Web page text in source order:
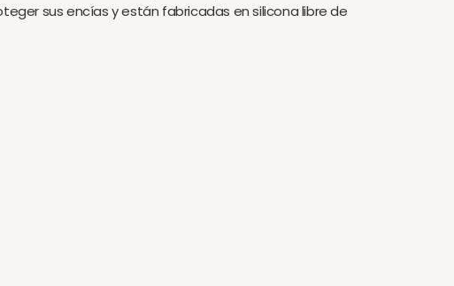
sus encías y están fabricadas en silicona libre de